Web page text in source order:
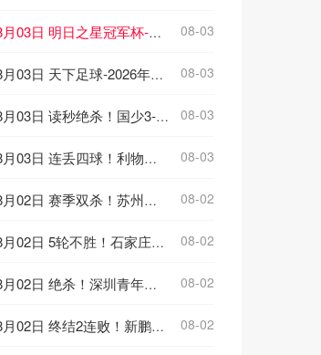
之星冠军杯-上海U17 3-3 葡体U17 梁锦鸿梅开二度 08-03
天下足球-2026年世界杯50大名场面 08-03
杀！国少3-2阿森纳U17 赵松源1V4一条龙+造乌龙 程晟涵绝杀 08-03
！利物浦2-4遭利兹联逆转 维尔茨钱伯斯破门凯尔凯兹失误 08-03
杀！苏州东吴1-0梅州客家终结11轮不胜 米尔扎提制胜球 08-02
胜！石家庄功夫2-2客平长春亚泰 康拉德谭龙卡米洛破门 08-02
圳青年人1-0无锡吴钩近八轮首胜 罗德里格绝杀诺贝尔失点 08-02
败！新鹏城2-0送铜梁龙5轮不胜 37岁姜至鹏破门韦斯利建功 08-02